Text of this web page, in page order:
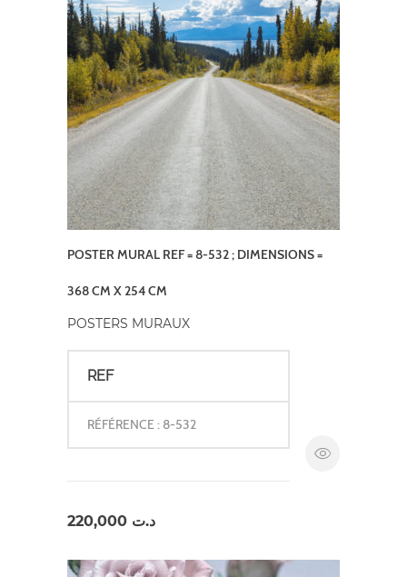
POSTER MURAL REF = 8-532 ; DIMENSIONS =
368 CM X 254 CM
POSTERS MURAUX
REF
RÉFÉRENCE : 8-532
د.ت